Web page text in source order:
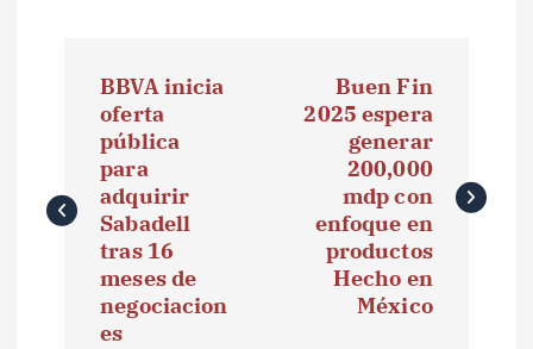
e
BBVA inicia
oferta
pública
para
adquirir
Sabadell
tras 16
meses de
negociacion
es
Buen Fin
2025 espera
generar
200,000
mdp con
enfoque en
productos
Hecho en
México